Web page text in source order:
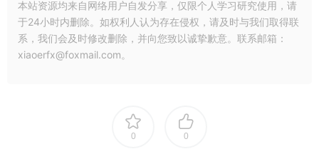
本站资源均来自网络用户自发分享，仅限个人学习研究使用，请
于24小时内删除。如权利人认为存在侵权，请及时与我们取得联
系，我们会及时修改删除，并向您致以诚挚歉意。联系邮箱：
xiaoerfx@foxmail.com。
0 0